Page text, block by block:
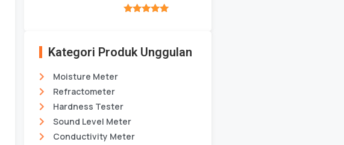
Kategori Produk Unggulan
Moisture Meter
Refractometer
Hardness Tester
Sound Level Meter
Conductivity Meter